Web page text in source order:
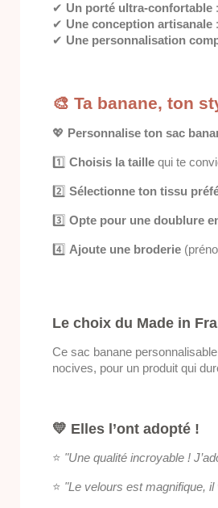
✔ Un porté ultra-confortable
✔ Une conception artisanale
✔ Une personnalisation
🎨 Ta banane, ton
💖 Personnalise ton sac
1️⃣ Choisis la taille qui te
2️⃣ Sélectionne ton tissu
3️⃣ Opte pour une doublure
4️⃣ Ajoute une broderie
Le choix du Made in
Ce sac banane
nocives, pour un produit qui
💛 Elles l’ont adopté !
⭐️ "Une qualité incroyable !
⭐️ "Le velours est magnifique,